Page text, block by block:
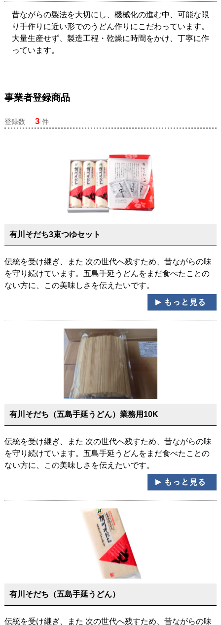
昔ながらの製法を大切にし、機械化の進む中、可能な限
り手作りに近い形でのうどん作りにこだわっています。
大量生産せず、製造工程・乾燥に時間をかけ、丁寧に作
っています。
事業者登録商品
登録数 3 件
有川そだち3束つゆセット
伝統を受け継ぎ、また 次の世代へ残すため、昔ながらの味
を守り続けています。五島手延うどんをまだ食べたことの
ない方に、この美味しさを伝えたいです。
有川そだち（五島手延うどん）業務用10K
伝統を受け継ぎ、また 次の世代へ残すため、昔ながらの味
を守り続けています。五島手延うどんをまだ食べたことの
ない方に、この美味しさを伝えたいです。
有川そだち（五島手延うどん）
伝統を受け継ぎ、また 次の世代へ残すため、昔ながらの味